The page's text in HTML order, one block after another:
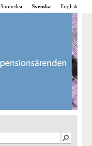
Suomeksi Svenska English